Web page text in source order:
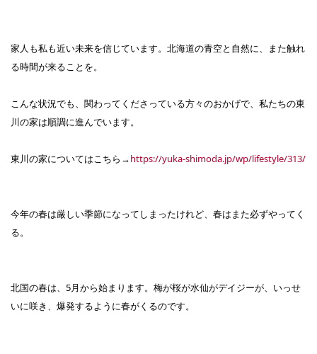
家人も私も近い未来を信じています。北海道の青空と自然に、また触れ
る時間が来ることを。
こんな状況でも、関わってくださっている方々のおかげで、私たちの東
川の家は順調に進んでいます。
東川の家についてはこちら→https://yuka-shimoda.jp/wp/lifestyle/313/
今年の春は厳しい季節になってしまったけれど、春はまた必ずやってく
る。
北国の春は、5月から始まります。梅が桜が水仙がデイジーが、いっせ
いに咲き、爆発するように春がくるのです。